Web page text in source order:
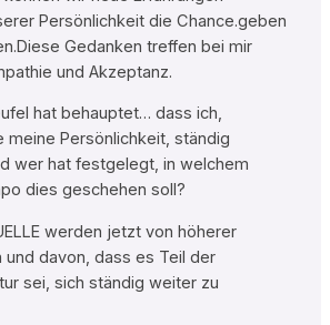
Persönlichkeit die Chance.geben
Gedanken treffen bei mir
und Akzeptanz.
hat behauptet… dass ich,
meine Persönlichkeit, ständig
wer hat festgelegt, in welchem
dies geschehen soll?
werden jetzt von höherer
und davon, dass es Teil der
sei, sich ständig weiter zu